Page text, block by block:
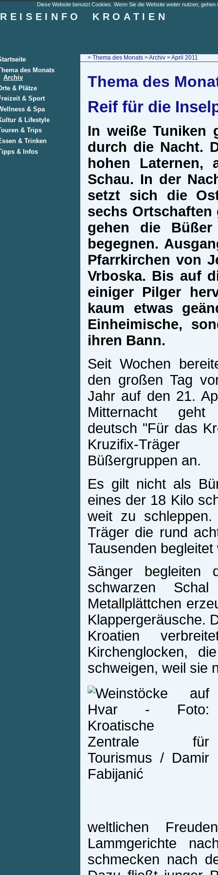
Diese Website benutzt Cookies. Wenn Sie die Website weiter nutzen,
REISEINFO KROATIEN
des Monats
Archiv
& Plätze
& Sport
& Spa
& Lifestyle
& Trips
& Trinken
& Infos
> Thema des Monats >Archiv > April 2011
Thema des
Reif für die
In weiße Tuniken
durch die Nacht.
hohen Laternen,
Schau. In der
setzt sich die
sechs
gehen die
begegnen.
Pfarrkirchen von
Vrboska. Bis auf
einiger Pilger
kaum etwas
Einheimische,
ihren Bann.
Seit Wochen
den großen Tag
Jahr auf den 21.
Mitternacht
deutsch "Für das
Kruzifix-
Büßergruppen an.
Es gilt nicht als
eines der 18 Kilo
weit zu
Träger die rund
Tausenden
Sänger
schwarzen
Metallplättchen
Klappergeräusche.
Kroatien
Kirchenglocken,
schweigen, weil sie
weltlichen
Lammgerichte
schmecken nach